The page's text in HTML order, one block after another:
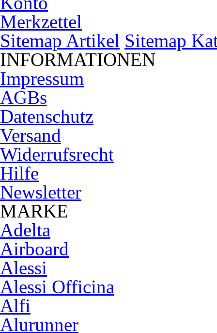
Merkzettel
Sitemap Artikel Sitemap
INFORMATIONEN
Impressum
AGBs
Datenschutz
Versand
Widerrufsrecht
Hilfe
Newsletter
MARKE
Adelta
Airboard
Alessi
Alessi Officina
Alfi
Alurunner